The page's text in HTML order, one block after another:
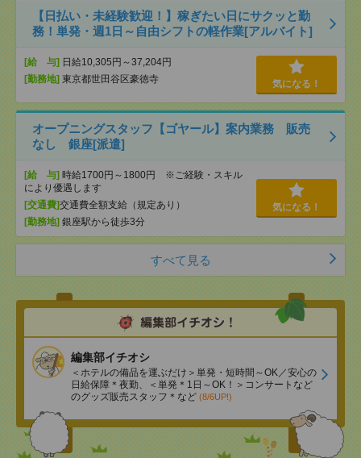
【日払い・未経験歓迎！】稼ぎたい日にサクッと勤
務！単発・週1日～自由シフトの軽作業[アルバイト]
[給 与] 日給10,305円～37,204円
[勤務地] 東京都世田谷区豪徳寺 気になる！
オープニングスタッフ【ゴヤール】案内業務 販売
なし 銀座[派遣]
[給 与] 時給1700円～1800円 ※ご経験・スキル
により優遇します
[交通費]交通費全額支給（規定あり）
[勤務地] 銀座駅から徒歩3分
気になる！
すべて見る
編集部イチオシ
＜ホテルの備品を運ぶだけ＞単発・短時間～OK／安心の
日給保障＊夜勤、＜単発＊1日～OK！＞コンサートなど
のグッズ販売スタッフ＊など (8/6UP!)